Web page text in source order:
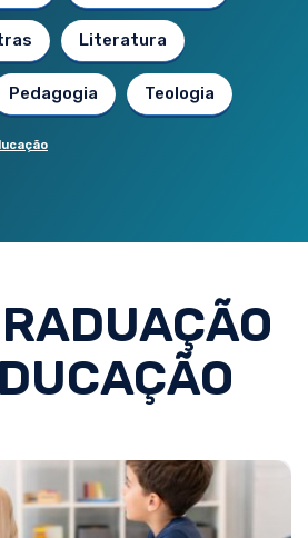
Literatura
Pedagogia Teologia